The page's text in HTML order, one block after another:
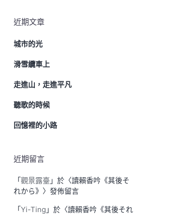
近期文章
城市的光
滑雪纜車上
走進山，走進平凡
聽歌的時候
回憶裡的小路
近期留言
「 觀景露臺 」於〈讀賴香吟《其後そ
れから》 〉發佈留言
「 Yi-Ting 」於〈讀賴香吟《其後それ